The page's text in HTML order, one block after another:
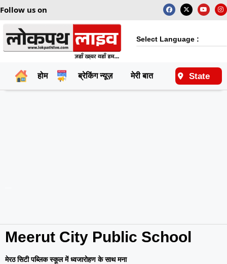
Follow us on
Select Language :
होम ब्रेकिंग न्यूज़ मेरी बात राष्ट्रीय
State
Meerut City Public School
मेरठ सिटी पब्लिक स्कूल में ध्वजारोहण के साथ मना